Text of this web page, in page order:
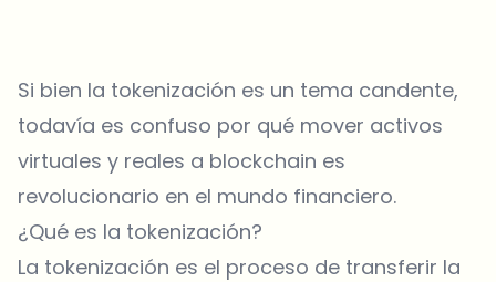
Si bien la tokenización es un tema candente,
todavía es confuso por qué mover activos
virtuales y reales a blockchain es
revolucionario en el mundo financiero.
¿Qué es la tokenización?
La tokenización es el proceso de transferir la